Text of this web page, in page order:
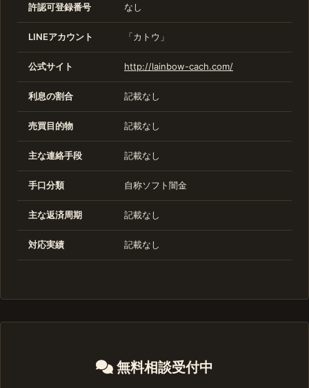
許認可登録番号 なし
LINEアカウント 「カトウ」
公式サイト http://lainbow-cach.com/
利息の割合 記載なし
売買目的物 記載なし
主な連絡手段 記載なし
手口分類 自称ソフト闇金
主な返済周期 記載なし
対応実績 記載なし
無料相談受付中